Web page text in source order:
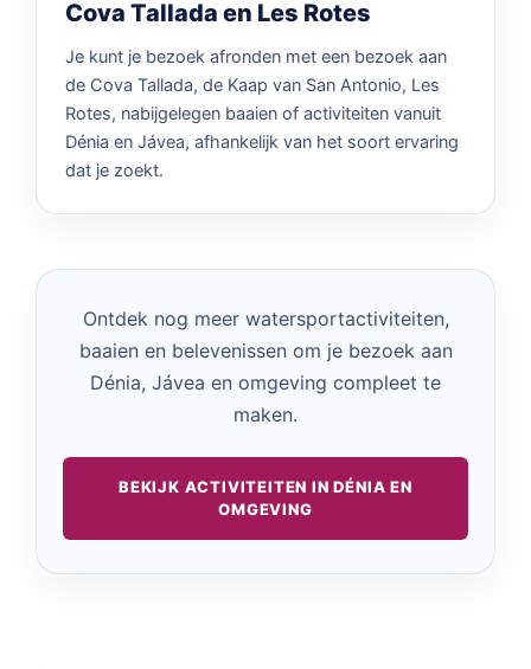
Cova Tallada en Les Rotes
Je kunt je bezoek afronden met een bezoek aan
de Cova Tallada, de Kaap van San Antonio, Les
Rotes, nabijgelegen baaien of activiteiten vanuit
Dénia en Jávea, afhankelijk van het soort ervaring
dat je zoekt.
Ontdek nog meer watersportactiviteiten,
baaien en belevenissen om je bezoek aan
Dénia, Jávea en omgeving compleet te
maken.
BEKIJK ACTIVITEITEN IN DÉNIA EN
OMGEVING